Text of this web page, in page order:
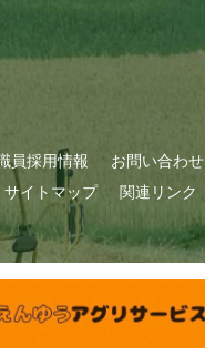
員採用情報
お問い合わせ
サイトマップ 関連リンク